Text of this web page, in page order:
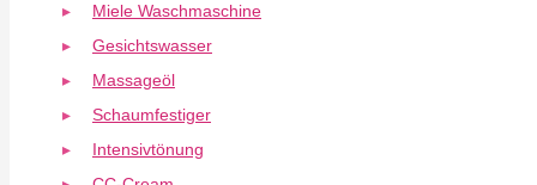
Miele Waschmaschine
Gesichtswasser
Massageöl
Schaumfestiger
Intensivtönung